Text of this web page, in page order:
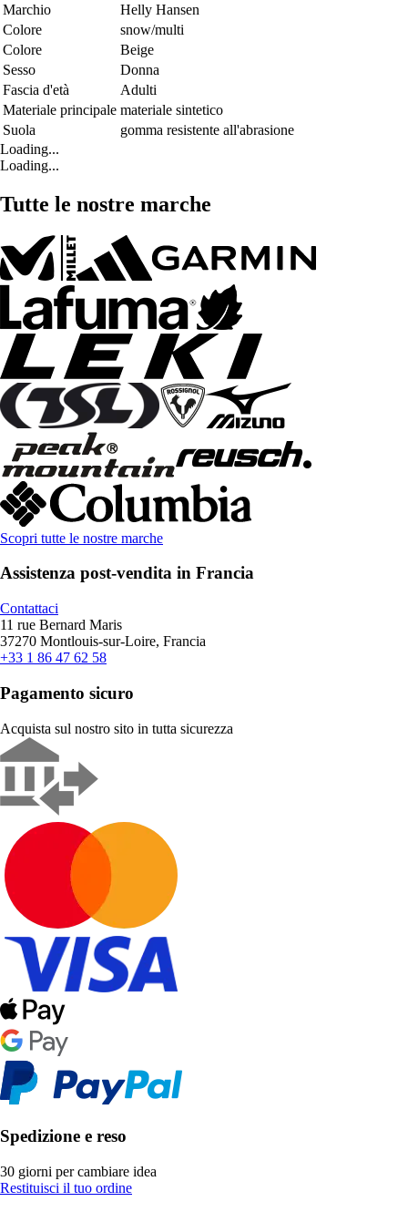
Marchio
Helly Hansen
Colore
snow/multi
Colore
Beige
Sesso
Donna
Fascia d'età
Adulti
Materiale principale materiale sintetico
Suola
gomma resistente all'abrasione
Loading...
Loading...
Tutte le nostre marche
Scopri tutte le nostre marche
Assistenza post-vendita in Francia
Contattaci
11 rue Bernard Maris
37270 Montlouis-sur-Loire, Francia
+33 1 86 47 62 58
Pagamento sicuro
Acquista sul nostro sito in tutta sicurezza
Spedizione e reso
30 giorni per cambiare idea
Restituisci il tuo ordine